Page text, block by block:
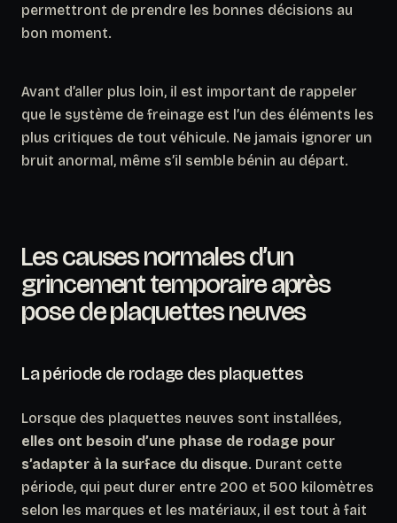
permettront de prendre les bonnes décisions au
bon moment.
Avant d’aller plus loin, il est important de rappeler
que le système de freinage est l’un des éléments les
plus critiques de tout véhicule. Ne jamais ignorer un
bruit anormal, même s’il semble bénin au départ.
Les causes normales d’un
grincement temporaire après
pose de plaquettes neuves
La période de rodage des plaquettes
Lorsque des plaquettes neuves sont installées,
elles ont besoin d’une phase de rodage pour
s’adapter à la surface du disque. Durant cette
période, qui peut durer entre 200 et 500 kilomètres
selon les marques et les matériaux, il est tout à fait